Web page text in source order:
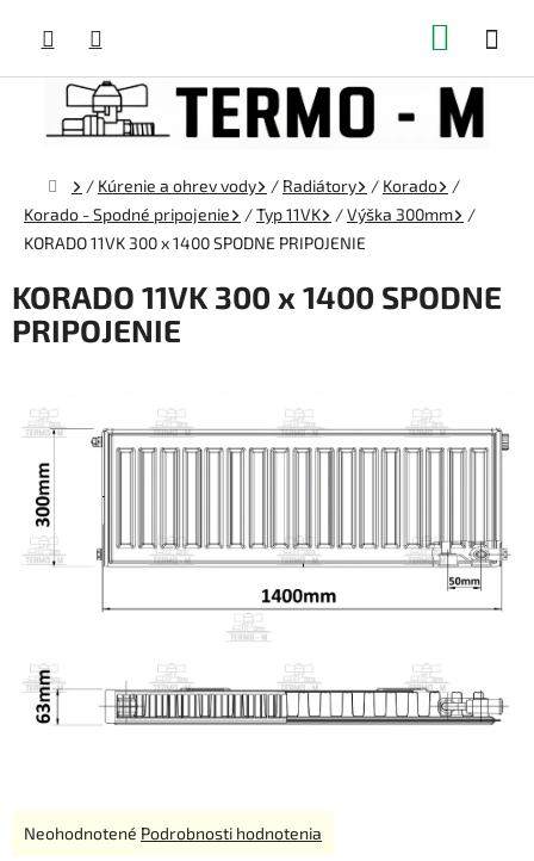
obsah
Domov
/ Kúrenie a ohrev vody / Radiátory / Korado
/
Korado - Spodné pripojenie
/Typ 11VK /Výška 300mm
/
KORADO 11VK 300 x 1400 SPODNE PRIPOJENIE
KORADO 11VK 300 x 1400 SPODNE
PRIPOJENIE
Priemerné
Neohodnotené Podrobnosti hodnotenia